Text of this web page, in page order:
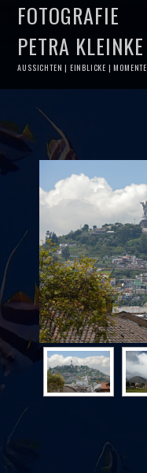
FOTOGRAFIE
PETRA KLEINKE
AUSSICHTEN | EINBLICKE | MOMENTE